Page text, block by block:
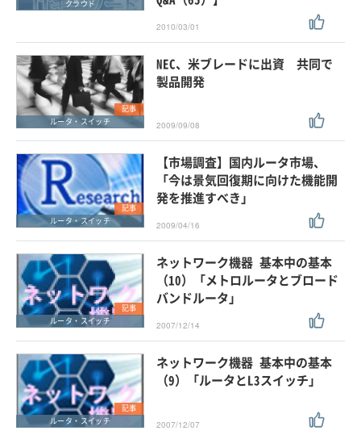
クラウド
2010/03/01
記事
ルータ・スイッチ
NEC、米ブレードに出資 共同で
製品開発
2009/09/08
記事
ルータ・スイッチ
【市場調査】国内ルータ市場、
「今は景気回復期に向けた機能開
発を推進すべき」
2009/04/16
記事
ルータ・スイッチ
ネットワーク機器 基本中の基本
（10）「メトロルータとブロード
バンドルータ」
2007/12/14
記事
ルータ・スイッチ
ネットワーク機器 基本中の基本
（9）「ルータとL3スイッチ」
2007/12/07